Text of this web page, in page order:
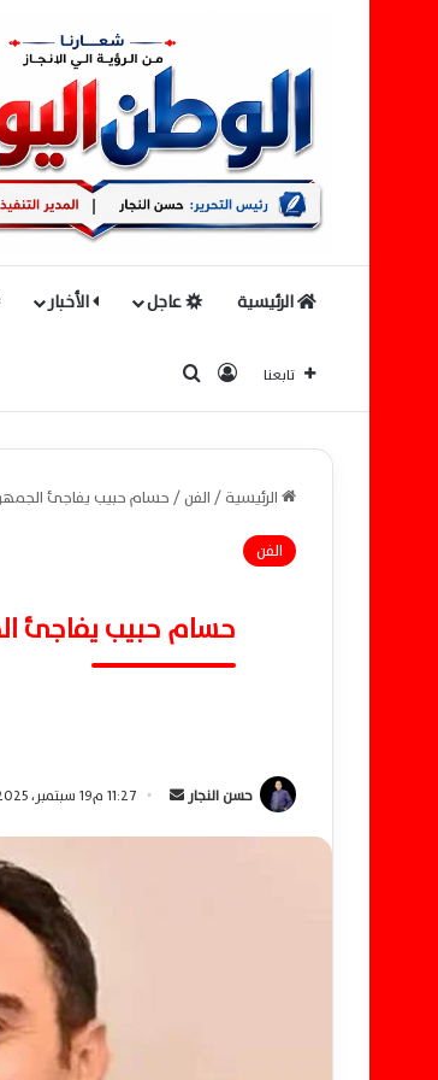
الرئيسية عاجل الأخبار
تابعنا تسجيل الدخول
الرئيسية/الفن/حسام حبيب يفاجئ
الفن
حسام حبيب يفاجئ
حسن النجار 11:27 م19 سبتمبر، 2025